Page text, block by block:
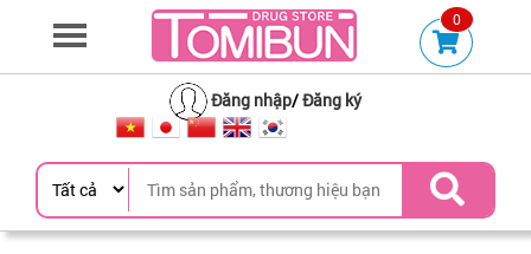
0
Đăng nhập/Đăng ký